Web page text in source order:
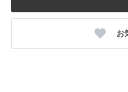
お